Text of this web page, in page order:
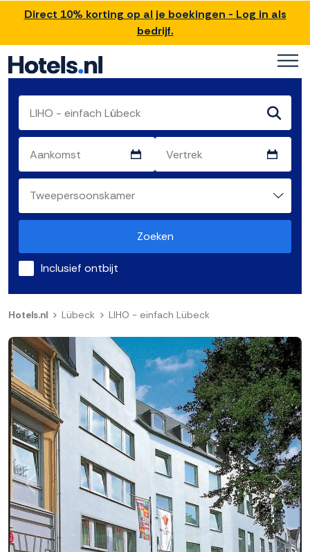
Direct 10% korting op al je boekingen - Log in als
bedrijf.
Zoeken
Inclusief ontbijt
Hotels.nl Lübeck LIHO - einfach Lübeck